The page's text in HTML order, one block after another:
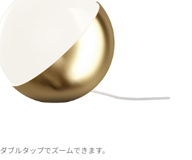
ダブルタップでズームできます。